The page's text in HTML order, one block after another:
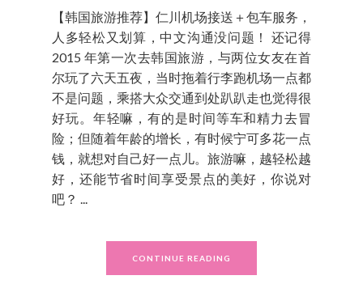
【韩国旅游推荐】仁川机场接送＋包车服务，
人多轻松又划算，中文沟通没问题！ 还记得
2015 年第一次去韩国旅游，与两位女友在首
尔玩了六天五夜，当时拖着行李跑机场一点都
不是问题，乘搭大众交通到处趴趴走也觉得很
好玩。年轻嘛，有的是时间等车和精力去冒
险；但随着年龄的增长，有时候宁可多花一点
钱，就想对自己好一点儿。旅游嘛，越轻松越
好，还能节省时间享受景点的美好，你说对
吧？ ...
CONTINUE READING